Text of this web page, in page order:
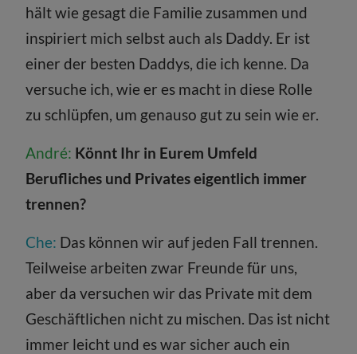
hält wie gesagt die Familie zusammen und
inspiriert mich selbst auch als Daddy. Er ist
einer der besten Daddys, die ich kenne. Da
versuche ich, wie er es macht in diese Rolle
zu schlüpfen, um genauso gut zu sein wie er.
André: Könnt Ihr in Eurem Umfeld
Berufliches und Privates eigentlich immer
trennen?
Che: Das können wir auf jeden Fall trennen.
Teilweise arbeiten zwar Freunde für uns,
aber da versuchen wir das Private mit dem
Geschäftlichen nicht zu mischen. Das ist nicht
immer leicht und es war sicher auch ein